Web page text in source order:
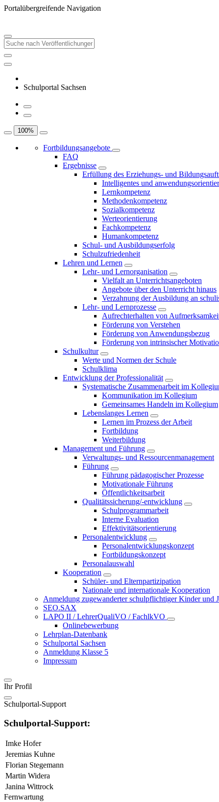
Portalübergreifende Navigation
Schulportal Sachsen
100%
Fortbildungsangebote
FAQ
Ergebnisse
Erfüllung des Erziehungs- und
Intelligentes und
Lernkompetenz
Methodenkompetenz
Sozialkompetenz
Werteorientierung
Fachkompetenz
Humankompetenz
Schul- und Ausbildungserfolg
Schulzufriedenheit
Lehren und Lernen
Lehr- und Lernorganisation
Vielfalt an Unterrichtsangeboten
Angebote über den Unterricht hinaus
Verzahnung der Ausbildung an
Lehr- und Lernprozesse
Aufrechterhalten von
Förderung von Verstehen
Förderung von Anwendungsbezug
Förderung von intrinsischer
Schulkultur
Werte und Normen der Schule
Schulklima
Entwicklung der Professionalität
Systematische Zusammenarbeit im
Kommunikation im Kollegium
Gemeinsames Handeln im Kollegium
Lebenslanges Lernen
Lernen im Prozess der Arbeit
Fortbildung
Weiterbildung
Management und Führung
Verwaltungs- und Ressourcenmanagement
Führung
Führung pädagogischer Prozesse
Motivationale Führung
Öffentlichkeitsarbeit
Qualitätssicherung/-entwicklung
Schulprogrammarbeit
Interne Evaluation
Effektivitätsorientierung
Personalentwicklung
Personalentwicklungskonzept
Fortbildungskonzept
Personalauswahl
Kooperation
Schüler- und Elternpartizipation
Nationale und internationale Kooperation
Anmeldung zugewanderter schulpflichtiger Kinder und
SEO.SAX
LAPO II / LehrerQualiVO / FachlkVO
Onlinebewerbung
Lehrplan-Datenbank
Schulportal Sachsen
Anmeldung Klasse 5
Impressum
Ihr Profil
Schulportal-Support
Schulportal-Support:
Imke Hofer
Jeremias Kuhne
Florian Stegemann
Martin Widera
Janina Wittrock
Fernwartung